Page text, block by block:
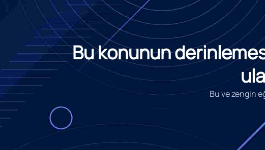
Bu konunun
Bu ve zengin